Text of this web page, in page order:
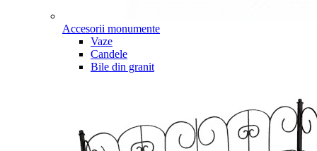
Accesorii monumente
Vaze
Candele
Bile din granit